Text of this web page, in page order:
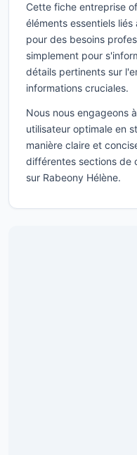
Cette fiche entreprise
éléments essentiels
pour des besoins
simplement pour
détails pertinents sur
informations cruciales.
Nous nous engageons
utilisateur optimale en
manière claire et
différentes sections de
sur Rabeony Hélène.